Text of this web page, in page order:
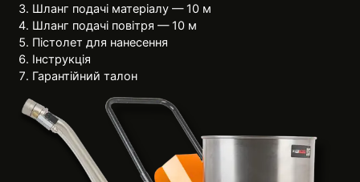
Шланг подачі матеріалу — 10 м
Шланг подачі повітря — 10 м
Пістолет для нанесення
Інструкція
Гарантійний талон